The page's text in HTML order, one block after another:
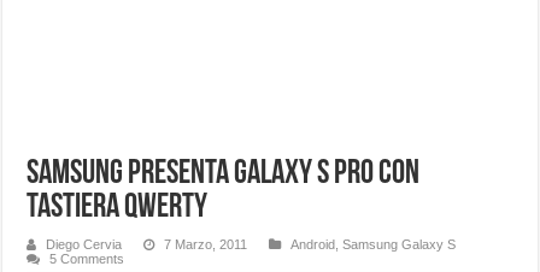
Samsung presenta Galaxy S PRO con
tastiera QWERTY
Diego Cervia 7 Marzo, 2011 Android ,Samsung Galaxy S
5 Comments